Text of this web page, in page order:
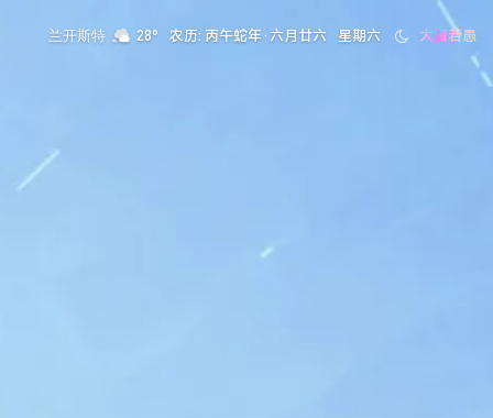
兰开斯特 28° 农历: 丙午蛇年·六月廿六 星期六 大智若愚